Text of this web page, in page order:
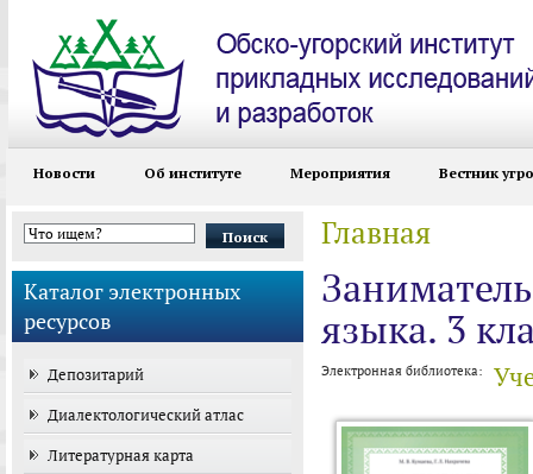
Новости Об институте Мероприятия Вестник
Форма поиска
Каталог электронных
ресурсов
Депозитарий
Диалектологический атлас
Литературная карта
Вы здесь
Главная
языка. 3
Электронная библиотека: